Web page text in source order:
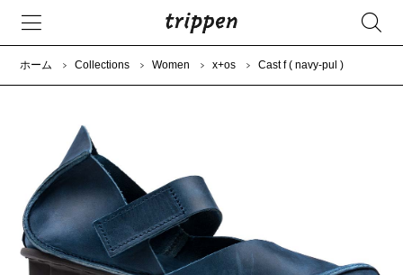
ホーム Collections Women x+os Cast f ( navy-pul )